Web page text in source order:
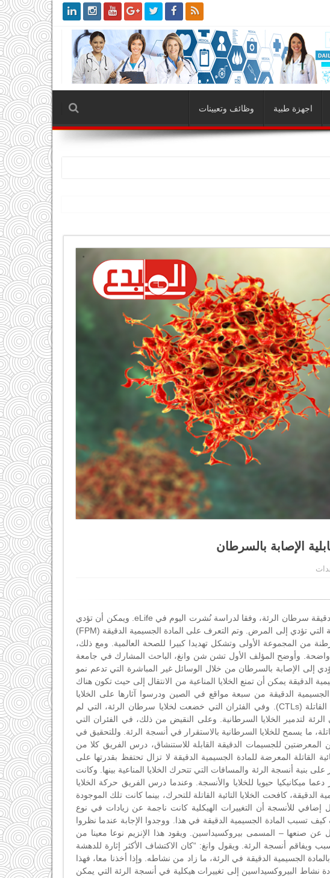
اجهزة طبية وظائف وتعيينات
الإصابة بالسرطان
حدد العلماء آلية تشرح كيف يمكن أن تسبب جزيئات تلوث الهواء الدقيقة سرطان الرئة، وفقا لدراسة نُشرت اليوم في eLife. ويمكن أن تؤدي
النتائج إلى تطوير طرق جديدة لمنع أو علاج التغيرات الأولية في الرئة التي تؤدي إلى المرض. وتم التعرف على المادة الجسيمية الدقيقة (FPM)
من المجموعة الأولى وتشكل تهديدا كبيرا للصحة العالمية. ومع ذلك،
واضحة. وأوضح المؤلف الأول تشن شن وانغ، الباحث المشارك في جامعة
إلى الإصابة بالسرطان من خلال الوسائل غير المباشرة التي تدعم نمو
الدقيقة يمكن أن تمنع الخلايا المناعية من الانتقال إلى حيث تكون هناك
الدقيقة من سبعة مواقع في الصين ودرسوا آثارها على الخلايا
المناعية الرئيسية التي تدافع ضد نمو الورم، وتسمى الخلايا التائية القاتلة (CTLs). وفي الفئران التي خضعت لخلايا سرطان الرئة، التي لم
الرئة لتدمير الخلايا السرطانية. وعلى النقيض من ذلك، في الفئران التي
ما يسمح للخلايا السرطانية بالاستقرار في أنسجة الرئة. وللتحقيق في
المعرضتين للجسيمات الدقيقة القابلة للاستنشاق، درس الفريق كلا من
القاتلة المعرضة للمادة الجسيمية الدقيقة لا تزال تحتفظ بقدرتها على
بنية أنسجة الرئة والمسافات التي تتحرك الخلايا المناعية بينها. وكانت
ميكانيكيا حيويا للخلايا والأنسجة. وعندما درس الفريق حركة الخلايا
كافحت الخلايا التائية القاتلة للتحرك، بينما كانت تلك الموجودة
للأنسجة أن التغييرات الهيكلية كانت ناجمة عن زيادات في نوع
تسبب المادة الجسيمية الدقيقة في هذا. ووجدوا الإجابة عندما نظروا
عن صنعها – المسمى بيروكسيداسين. ويقود هذا الإنزيم نوعا معينا من
ويفاقم أنسجة الرئة. ويقول وانغ: “كان الاكتشاف الأكثر إثارة للدهشة
الجسيمية الدقيقة في الرئة، ما زاد من نشاطه. وإذا أخذنا معا، فهذا
نشاط البيروكسيداسين إلى تغييرات هيكلية في أنسجة الرئة التي يمكن